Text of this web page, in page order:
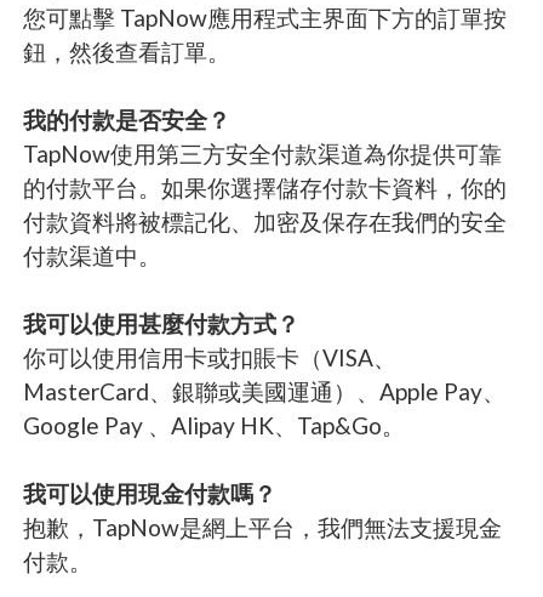
您可點擊 TapNow應用程式主界面下方的訂單按
鈕，然後查看訂單。
我的付款是否安全？
TapNow使用第三方安全付款渠道為你提供可靠
的付款平台。如果你選擇儲存付款卡資料，你的
付款資料將被標記化、加密及保存在我們的安全
付款渠道中。
我可以使用甚麼付款方式？
你可以使用信用卡或扣賬卡（VISA、
MasterCard、銀聯或美國運通）、Apple Pay、
Google Pay 、Alipay HK、Tap&Go。
我可以使用現金付款嗎？
抱歉，TapNow是網上平台，我們無法支援現金
付款。